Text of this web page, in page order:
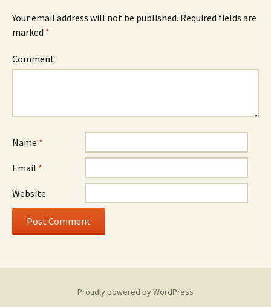
Your email address will not be published. Required fields are
marked *
Comment
Name *
Email *
Website
Proudly powered by WordPress